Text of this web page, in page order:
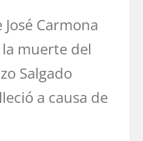
Carmona
muerte del
Salgado
a causa de